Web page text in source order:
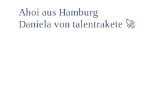
Ahoi aus Hamburg
Daniela von talentrakete 🚀